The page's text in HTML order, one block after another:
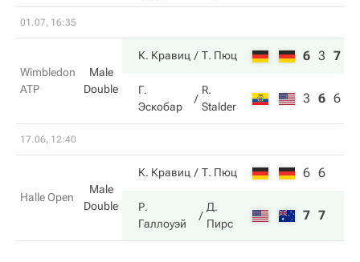
01.07, 16:35
Wimbledon
ATP
Male
Double
К. Кравиц Т. Пюц 6 3 7
Г.
Эскобар
R.
Stalder
3 6 6
17.06, 12:40
Halle Open
Male
Double
К. Кравиц Т. Пюц 6 6
Р.
Галлоуэй
Д.
Пирс
7 7